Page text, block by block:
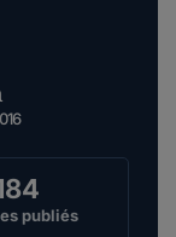
publiés